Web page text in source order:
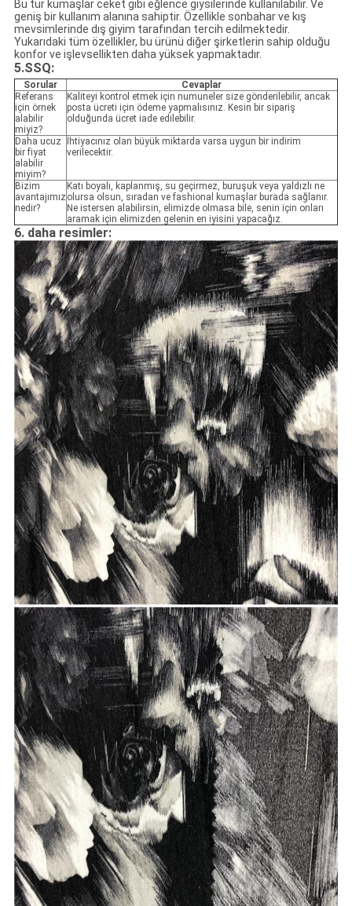
Bu tür kumaşlar ceket gibi eğlence giysilerinde kullanılabilir. Ve
geniş bir kullanım alanına sahiptir. Özellikle sonbahar ve kış
mevsimlerinde dış giyim tarafından tercih edilmektedir.
Yukarıdaki tüm özellikler, bu ürünü diğer şirketlerin sahip olduğu
konfor ve işlevsellikten daha yüksek yapmaktadır.
5.SSQ:
Sorular
Cevaplar
Referans
için örnek
alabilir
miyiz?
Kaliteyi kontrol etmek için numuneler size gönderilebilir, ancak
posta ücreti için ödeme yapmalısınız. Kesin bir sipariş
olduğunda ücret iade edilebilir.
Daha ucuz
bir fiyat
alabilir
miyim?
İhtiyacınız olan büyük miktarda varsa uygun bir indirim
verilecektir.
Bizim
avantajımız
nedir?
Katı boyalı, kaplanmış, su geçirmez, buruşuk veya yaldızlı ne
olursa olsun, sıradan ve fashional kumaşlar burada sağlanır.
Ne istersen alabilirsin, elimizde olmasa bile, senin için onları
aramak için elimizden gelenin en iyisini yapacağız.
6. daha resimler: